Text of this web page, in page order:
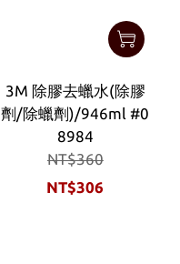
3M 除膠去蠟水(除膠
劑/除蠟劑)/946ml #0
8984
NT$360
NT$306